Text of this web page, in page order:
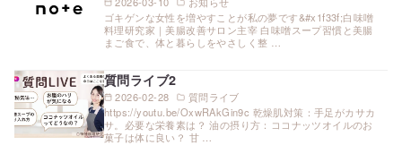
ゴキゲンな女性を増やすことが私の夢です&#x1f33f;白味噌
料理研究家｜美腸改善サロン主宰 白味噌スープ習慣と美腸
まご食で、体と暮らしをやさしく整 …
2026-02-28 質問ライブ
質問ライブ2
https://youtu.be/OxwRAkGin9c 乾燥肌対策：手足がカサカ
サ。必要な栄養素は？ 油の摂り方：ココナッツオイルのお
菓子は体に良い？ 甘 …